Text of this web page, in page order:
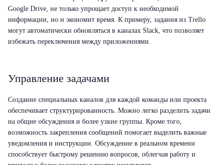
Google Drive, не только упрощает доступ к необходимой
информации, но и экономит время. К примеру, задания из Trello
могут автоматически обновляться в каналах Slack, что позволяет
избежать переключения между приложениями.
Управление задачами
Создание специальных каналов для каждой команды или проекта
обеспечивает структурированность. Можно легко разделить задачи
на общие обсуждения и более узкие группы. Кроме того,
возможность закрепления сообщений помогает выделить важные
уведомления и инструкции. Обсуждение в реальном времени
способствует быстрому решению вопросов, облегчая работу и